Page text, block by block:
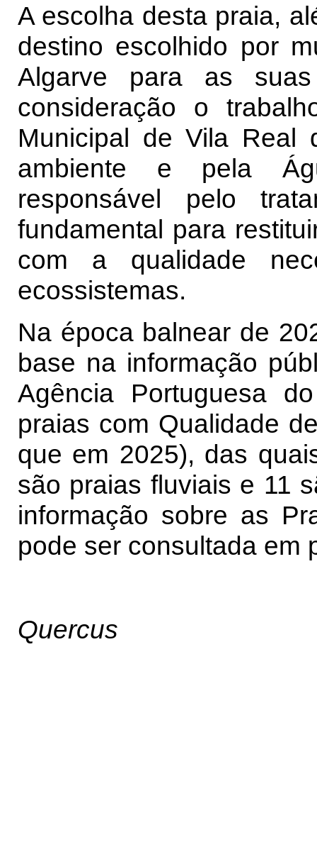
A escolha desta praia,
destino escolhido por
Algarve para as
consideração o
Municipal de Vila Real
ambiente e pela
responsável pelo
fundamental para
com a qualidade
ecossistemas.
Na época balnear de
base na informação
Agência Portuguesa
praias com Qualidade
que em 2025), das
são praias fluviais e 11
informação sobre as
pode ser consultada em
Quercus